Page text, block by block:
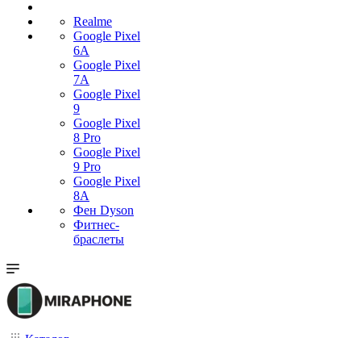
Realme
Google Pixel
6A
Google Pixel
7А
Google Pixel
9
Google Pixel
8 Pro
Google Pixel
9 Pro
Google Pixel
8A
Фен Dyson
Фитнес-
браслеты